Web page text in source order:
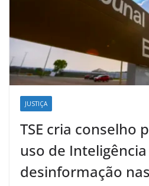
JUSTIÇA
TSE cria conselho
uso de
desinformação